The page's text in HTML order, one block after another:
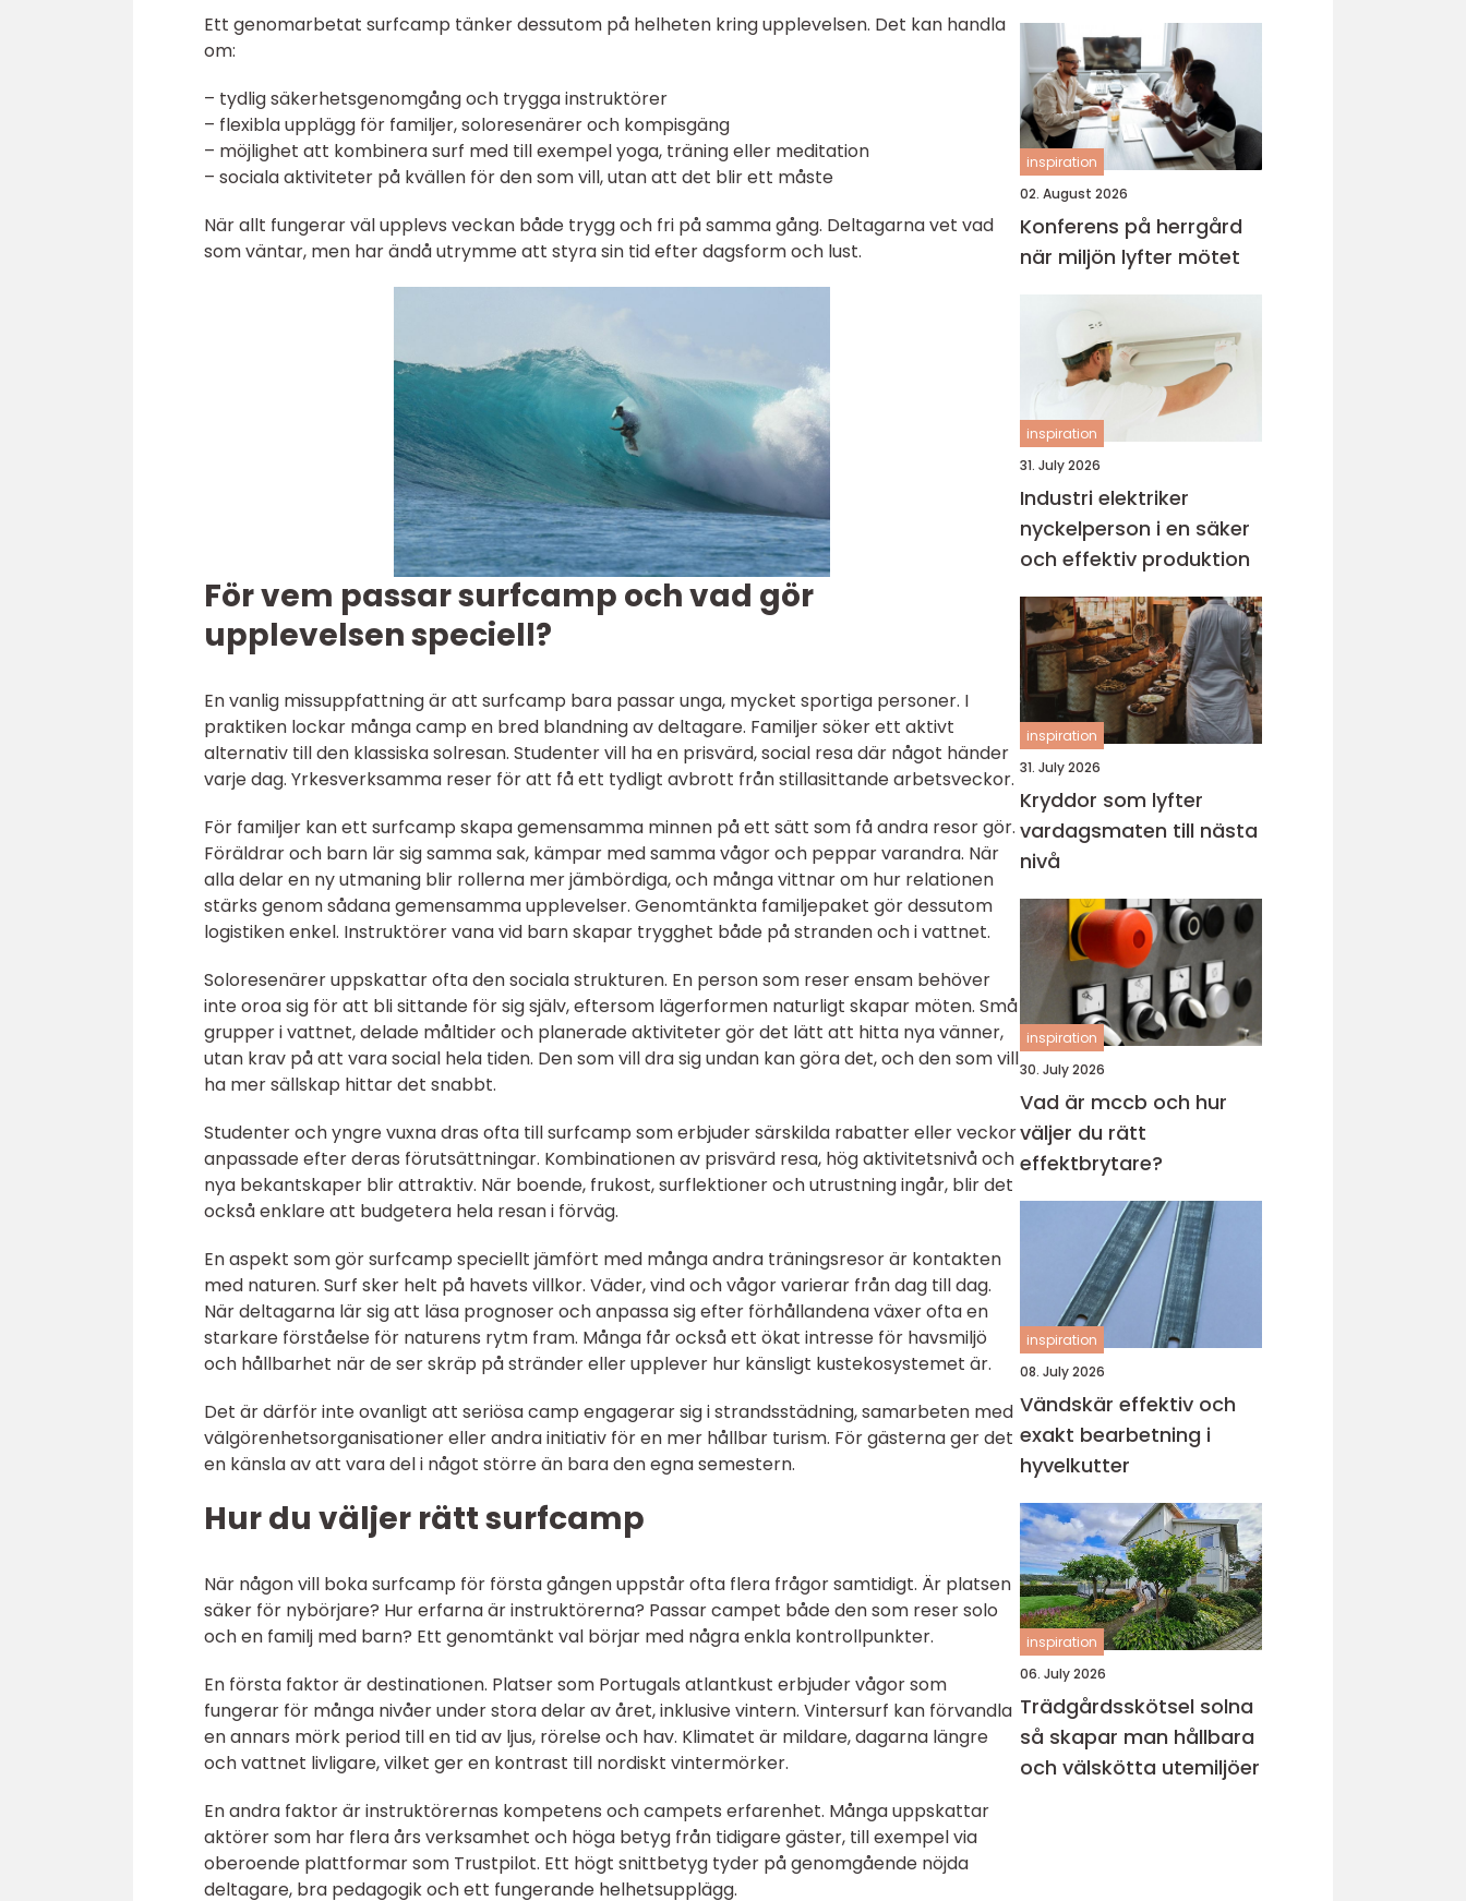
Ett genomarbetat surfcamp tänker dessutom på helheten kring upplevelsen. Det kan handla
om:
– tydlig säkerhetsgenomgång och trygga instruktörer
– flexibla upplägg för familjer, soloresenärer och kompisgäng
– möjlighet att kombinera surf med till exempel yoga, träning eller meditation
– sociala aktiviteter på kvällen för den som vill, utan att det blir ett måste
När allt fungerar väl upplevs veckan både trygg och fri på samma gång. Deltagarna vet vad
som väntar, men har ändå utrymme att styra sin tid efter dagsform och lust.
För vem passar surfcamp och vad gör
upplevelsen speciell?
En vanlig missuppfattning är att surfcamp bara passar unga, mycket sportiga personer. I
praktiken lockar många camp en bred blandning av deltagare. Familjer söker ett aktivt
alternativ till den klassiska solresan. Studenter vill ha en prisvärd, social resa där något händer
varje dag. Yrkesverksamma reser för att få ett tydligt avbrott från stillasittande arbetsveckor.
För familjer kan ett surfcamp skapa gemensamma minnen på ett sätt som få andra resor gör.
Föräldrar och barn lär sig samma sak, kämpar med samma vågor och peppar varandra. När
alla delar en ny utmaning blir rollerna mer jämbördiga, och många vittnar om hur relationen
stärks genom sådana gemensamma upplevelser. Genomtänkta familjepaket gör dessutom
logistiken enkel. Instruktörer vana vid barn skapar trygghet både på stranden och i vattnet.
Soloresenärer uppskattar ofta den sociala strukturen. En person som reser ensam behöver
inte oroa sig för att bli sittande för sig själv, eftersom lägerformen naturligt skapar möten. Små
grupper i vattnet, delade måltider och planerade aktiviteter gör det lätt att hitta nya vänner,
utan krav på att vara social hela tiden. Den som vill dra sig undan kan göra det, och den som vill
ha mer sällskap hittar det snabbt.
Studenter och yngre vuxna dras ofta till surfcamp som erbjuder särskilda rabatter eller veckor
anpassade efter deras förutsättningar. Kombinationen av prisvärd resa, hög aktivitetsnivå och
nya bekantskaper blir attraktiv. När boende, frukost, surflektioner och utrustning ingår, blir det
också enklare att budgetera hela resan i förväg.
En aspekt som gör surfcamp speciellt jämfört med många andra träningsresor är kontakten
med naturen. Surf sker helt på havets villkor. Väder, vind och vågor varierar från dag till dag.
När deltagarna lär sig att läsa prognoser och anpassa sig efter förhållandena växer ofta en
starkare förståelse för naturens rytm fram. Många får också ett ökat intresse för havsmiljö
och hållbarhet när de ser skräp på stränder eller upplever hur känsligt kustekosystemet är.
Det är därför inte ovanligt att seriösa camp engagerar sig i strandsstädning, samarbeten med
välgörenhetsorganisationer eller andra initiativ för en mer hållbar turism. För gästerna ger det
en känsla av att vara del i något större än bara den egna semestern.
Hur du väljer rätt surfcamp
När någon vill boka surfcamp för första gången uppstår ofta flera frågor samtidigt. Är platsen
säker för nybörjare? Hur erfarna är instruktörerna? Passar campet både den som reser solo
och en familj med barn? Ett genomtänkt val börjar med några enkla kontrollpunkter.
En första faktor är destinationen. Platser som Portugals atlantkust erbjuder vågor som
fungerar för många nivåer under stora delar av året, inklusive vintern. Vintersurf kan förvandla
en annars mörk period till en tid av ljus, rörelse och hav. Klimatet är mildare, dagarna längre
och vattnet livligare, vilket ger en kontrast till nordiskt vintermörker.
En andra faktor är instruktörernas kompetens och campets erfarenhet. Många uppskattar
aktörer som har flera års verksamhet och höga betyg från tidigare gäster, till exempel via
oberoende plattformar som Trustpilot. Ett högt snittbetyg tyder på genomgående nöjda
deltagare, bra pedagogik och ett fungerande helhetsupplägg.
inspiration
02. August 2026
Konferens på herrgård
när miljön lyfter mötet
inspiration
31. July 2026
Industri elektriker
nyckelperson i en säker
och effektiv produktion
inspiration
31. July 2026
Kryddor som lyfter
vardagsmaten till nästa
nivå
inspiration
30. July 2026
Vad är mccb och hur
väljer du rätt
effektbrytare?
inspiration
08. July 2026
Vändskär effektiv och
exakt bearbetning i
hyvelkutter
inspiration
06. July 2026
Trädgårdsskötsel solna
så skapar man hållbara
och välskötta utemiljöer